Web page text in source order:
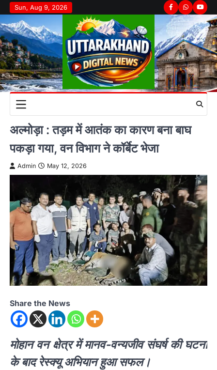
Skip
to
content
Sun, Aug 9, 2026 Facebook
Whatsapp
अल्मोड़ा : तड़म में आतंक का कारण बना बाघ
पकड़ा गया, वन विभाग ने कॉर्बेट भेजा
Admin May 12, 2026
Share the News
मोहान वन क्षेत्र में मानव-वन्यजीव संघर्ष की घटना
के बाद रेस्क्यू अभियान हुआ सफल।